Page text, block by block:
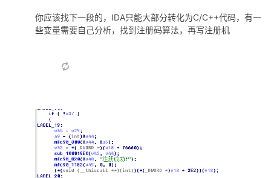
你应该找下一段的，IDA只能大部分转化为C/C++代码，有一
些变量需要自己分析，找到注册码算法，再写注册机